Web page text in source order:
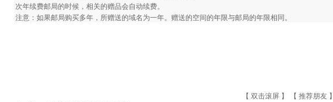
次年续费邮局的时候，相关的赠品会自动续费。
注意：如果邮局购买多年，所赠送的域名为一年。赠送的空间的年限与邮局的年限相同。
【 双击滚屏 】 【 推荐朋友